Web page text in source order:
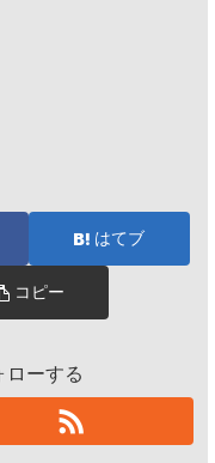
はてブ
コピー
ローする